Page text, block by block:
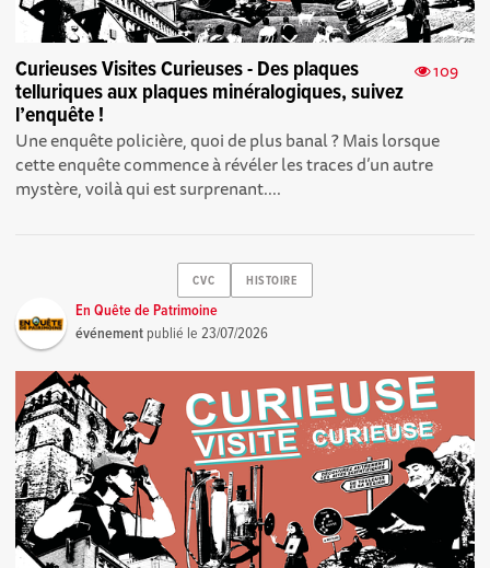
109
Curieuses Visites Curieuses - Des plaques
telluriques aux plaques minéralogiques, suivez
l’enquête !
Une enquête policière, quoi de plus banal ? Mais lorsque
cette enquête commence à révéler les traces d’un autre
mystère, voilà qui est surprenant....
CVC HISTOIRE
En Quête de Patrimoine
événement publié le23/07/2026